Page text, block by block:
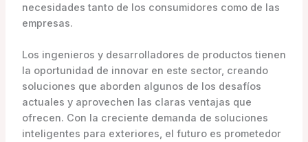
necesidades tanto de los consumidores como de las
empresas.
Los ingenieros y desarrolladores de productos tienen
la oportunidad de innovar en este sector, creando
soluciones que aborden algunos de los desafíos
actuales y aprovechen las claras ventajas que
ofrecen. Con la creciente demanda de soluciones
inteligentes para exteriores, el futuro es prometedor